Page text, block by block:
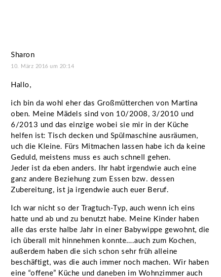
Sharon
10. März 2016 um 20:14
Hallo,
ich bin da wohl eher das Großmütterchen von Martina
oben. Meine Mädels sind von 10/2008, 3/2010 und
6/2013 und das einzige wobei sie mir in der Küche
helfen ist: Tisch decken und Spülmaschine ausräumen,
uch die Kleine. Fürs Mitmachen lassen habe ich da keine
Geduld, meistens muss es auch schnell gehen.
Jeder ist da eben anders. Ihr habt irgendwie auch eine
ganz andere Beziehung zum Essen bzw. dessen
Zubereitung, ist ja irgendwie auch euer Beruf.
Ich war nicht so der Tragtuch-Typ, auch wenn ich eins
hatte und ab und zu benutzt habe. Meine Kinder haben
alle das erste halbe Jahr in einer Babywippe gewohnt, die
ich überall mit hinnehmen konnte….auch zum Kochen,
außerdem haben die sich schon sehr früh alleine
beschäftigt, was die auch immer noch machen. Wir haben
eine “offene” Küche und daneben im Wohnzimmer auch